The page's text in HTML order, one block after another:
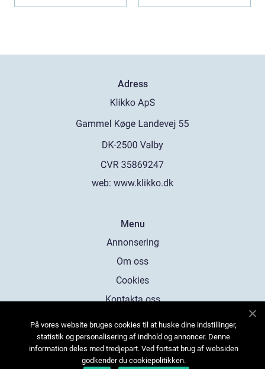
Adress
web: www.klikko.dk
Menu
Annonsering
Om oss
Cookies
Kontakta oss
På vores website bruges cookies til at huske dine indstillinger,
statistik og personalisering af indhold og annoncer. Denne
information deles med tredjepart. Ved fortsat brug af websiden
godkender du cookiepolitikken.